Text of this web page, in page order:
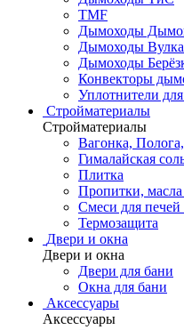
TMF
Дымоходы
Дымоходы
Дымоходы
Конвекторы
Уплотнители
Стройматериалы
Стройматериалы
Вагонка,
Гималайская
Плитка
Пропитки, масла
Смеси для
Термозащита
Двери и окна
Двери и окна
Двери для бани
Окна для бани
Аксессуары
Аксессуары